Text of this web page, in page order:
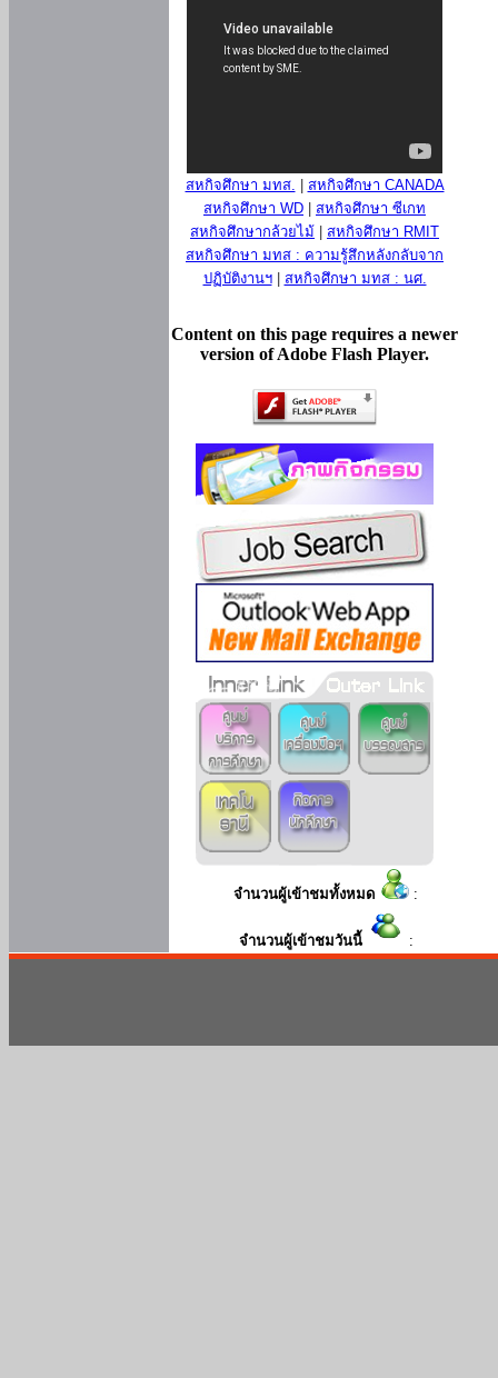
สหกิจศึกษา มทส.
สหกิจศึกษา CANADA
สหกิจศึกษา WD
สหกิจศึกษา ซีเกท
สหกิจศึกษากล้วยไม้
สหกิจศึกษา RMIT
สหกิจศึกษา มทส : ความรู้สึกหลังกลับจาก
ปฏิบัติงานฯ| สหกิจศึกษา มทส : นศ.
Content on this page requires a newer
version of Adobe Flash Player.
จำนวนผู้เข้าชมทั้งหมด :
จำนวนผู้เข้าชมวันนี้ :